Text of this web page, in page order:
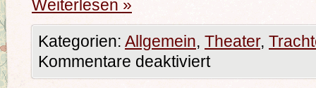
Weiterlesen »
Kategorien: Allgemein, Theater,
Kommentare deaktiviert